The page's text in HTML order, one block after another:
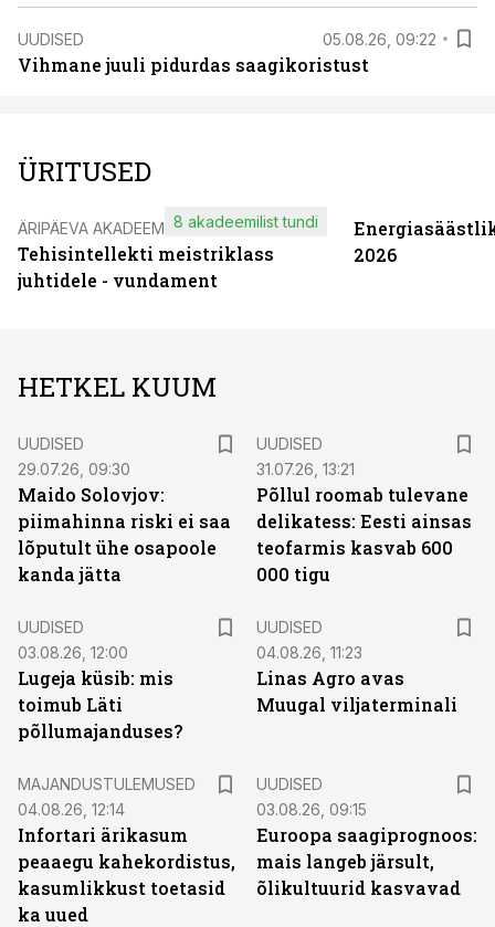
UUDISED 05.08.26, 09:22
Vihmane juuli pidurdas saagikoristust
ÜRITUSED
ÄRIPÄEVA AKADEEMIA
Tehisintellekti meistriklass
juhtidele - vundament
8 akadeemilist tundi
2026
HETKEL KUUM
UUDISED
29.07.26, 09:30
Maido Solovjov:
piimahinna riski ei saa
lõputult ühe osapoole
kanda jätta
UUDISED
31.07.26, 13:21
Põllul roomab tulevane
delikatess: Eesti ainsas
teofarmis kasvab 600
000 tigu
UUDISED
03.08.26, 12:00
Lugeja küsib: mis
toimub Läti
põllumajanduses?
UUDISED
04.08.26, 11:23
Linas Agro avas
Muugal viljaterminali
MAJANDUSTULEMUSED
04.08.26, 12:14
Infortari ärikasum
peaaegu kahekordistus,
kasumlikkust toetasid
ka uued
UUDISED
03.08.26, 09:15
Euroopa saagiprognoos:
mais langeb järsult,
õlikultuurid kasvavad